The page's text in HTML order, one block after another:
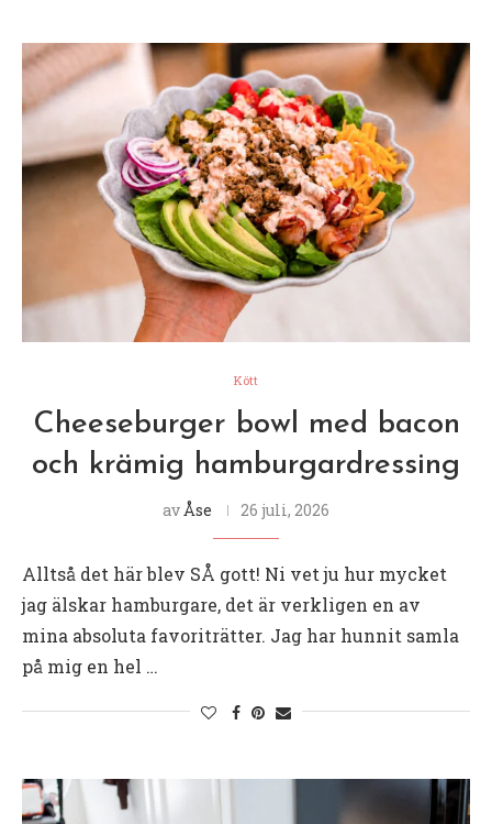
Kött
Cheeseburger bowl med bacon
och krämig hamburgardressing
av Åse 26 juli, 2026
Alltså det här blev SÅ gott! Ni vet ju hur mycket
jag älskar hamburgare, det är verkligen en av
mina absoluta favoriträtter. Jag har hunnit samla
på mig en hel …